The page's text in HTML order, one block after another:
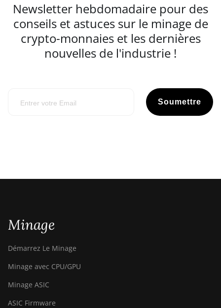
Newsletter hebdomadaire pour des
conseils et astuces sur le minage de
crypto-monnaies et les dernières
nouvelles de l'industrie !
Soumettre
Minage
Démarrez Le Minage
Minage avec CPU/GPU
Minage ASIC
ASIC Firmware